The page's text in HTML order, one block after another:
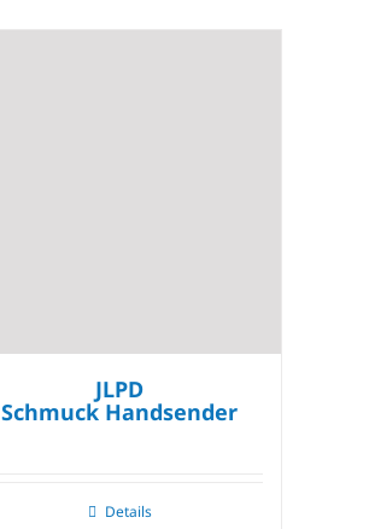
JLPD
Schmuck Handsender
Details